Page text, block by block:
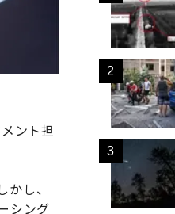
ント担
し、
シング